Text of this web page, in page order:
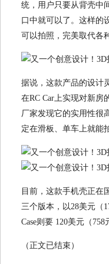
统，用户只要从背壳中
口中就可以了。这样的
可以拍照，完美取代各
据说，这款产品的设计
在RC Car上实现对新房
厂家发现它的实用性很
定在滑板、单车上就能
目前，这款手机壳正在
三个版本，以28美元（
Case则要 120美元（758
（正文已结束）